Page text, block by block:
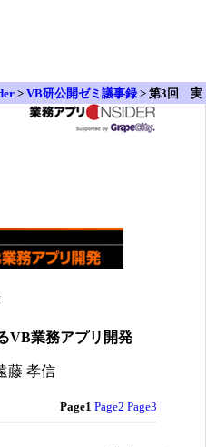
> VB研公開ゼミ議事録 > 第3回 実
VB業務アプリ開発
藤 孝信
Page1 Page2 Page3